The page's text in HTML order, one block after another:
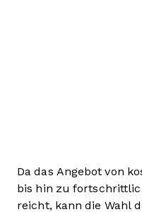
Da das Angebot von
bis hin zu
reicht, kann die Wahl